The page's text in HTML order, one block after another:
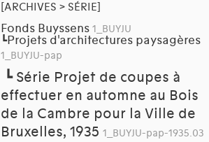
[ARCHIVES > SÉRIE]
Fonds Buyssens 1_BUYJU
┗Projets d'architectures paysagères
1_BUYJU-pap
┗ Série Projet de coupes à
effectuer en automne au Bois
de la Cambre pour la Ville de
Bruxelles, 1935 1_BUYJU-pap-1935.03